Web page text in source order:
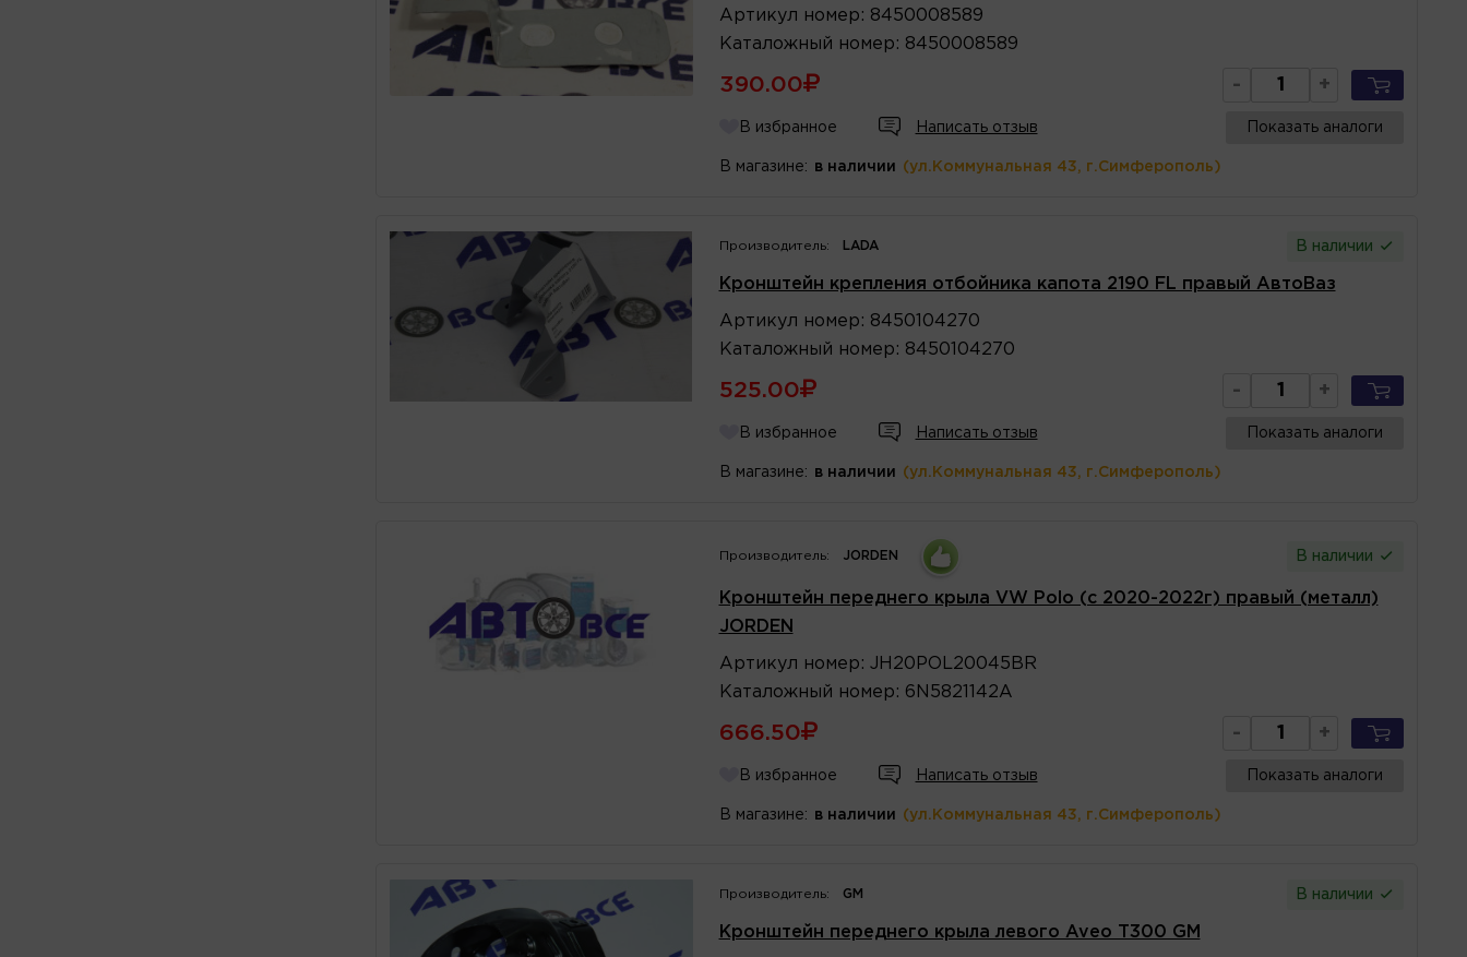
Артикул номер : 8450008589
Каталожный номер : 8450008589
390.00 - +
В избранное Написать отзыв Показать аналоги
В магазине: в наличии (ул.Коммунальная 43, г.Симферополь)
Производитель: LADA В наличии
Кронштейн крепления отбойника капота 2190 FL правый АвтоВаз
Артикул номер : 8450104270
Каталожный номер : 8450104270
525.00 - +
В избранное Написать отзыв Показать аналоги
В магазине: в наличии (ул.Коммунальная 43, г.Симферополь)
Производитель: JORDEN В наличии
Кронштейн переднего крыла VW Polo (с 2020-2022г) правый (металл)
JORDEN
Артикул номер : JH20POL20045BR
Каталожный номер : 6N5821142A
666.50 - +
В избранное Написать отзыв Показать аналоги
В магазине: в наличии (ул.Коммунальная 43, г.Симферополь)
Производитель: GM В наличии
Кронштейн переднего крыла левого Aveo T300 GM